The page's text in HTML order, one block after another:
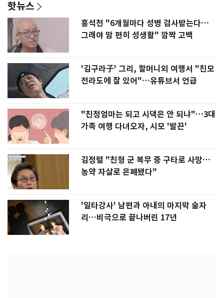
핫뉴스
홍석천 "6개월마다 성병 검사받는다…
그래야 맘 편히 성생활" 깜짝 고백
'김구라子' 그리, 할머니외 여행서 "친모
전라도에 잘 있어"…유튜브서 언급
"친정엄마는 되고 시댁은 안 되냐"…3대
가족 여행 다녀오자, 시모 '발끈'
김정렬 "친형 군 복무 중 구타로 사망…
농약 자살로 은폐됐다"
'일타강사' 남편과 아내의 마지막 술자
리…비극으로 끝나버린 17년